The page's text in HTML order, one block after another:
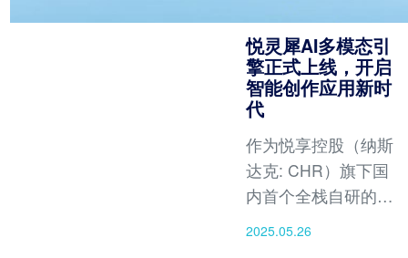
悦灵犀AI多模态引
擎正式上线，开启
智能创作应用新时
代
作为悦享控股（纳斯
达克: CHR）旗下国
内首个全栈自研的悦
灵犀AI多模态创作应
2025.05.26